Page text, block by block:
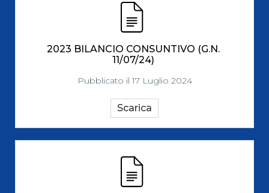
2023 BILANCIO CONSUNTIVO (G.N.
11/07/24)
Pubblicato il 17 Luglio 2024
Scarica